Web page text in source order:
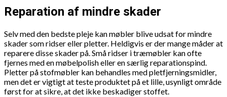
Reparation af mindre skader
Selv med den bedste pleje kan møbler blive udsat for mindre
skader som ridser eller pletter. Heldigvis er der mange måder at
reparere disse skader på. Små ridser i træmøbler kan ofte
fjernes med en møbelpolish eller en særlig reparationspind.
Pletter på stofmøbler kan behandles med pletfjerningsmidler,
men det er vigtigt at teste produktet på et lille, usynligt område
først for at sikre, at det ikke beskadiger stoffet.